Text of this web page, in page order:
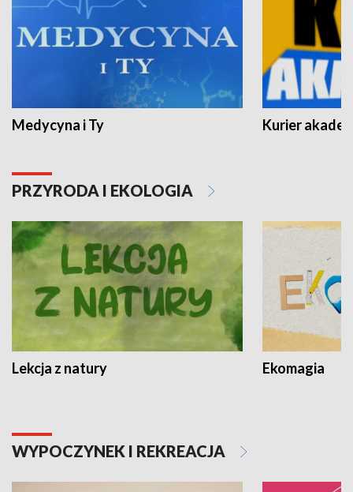
Medycyna i Ty Kurier
PRZYRODA I EKOLOGIA
Lekcja z natury Ekomagia
WYPOCZYNEK I REKREACJA